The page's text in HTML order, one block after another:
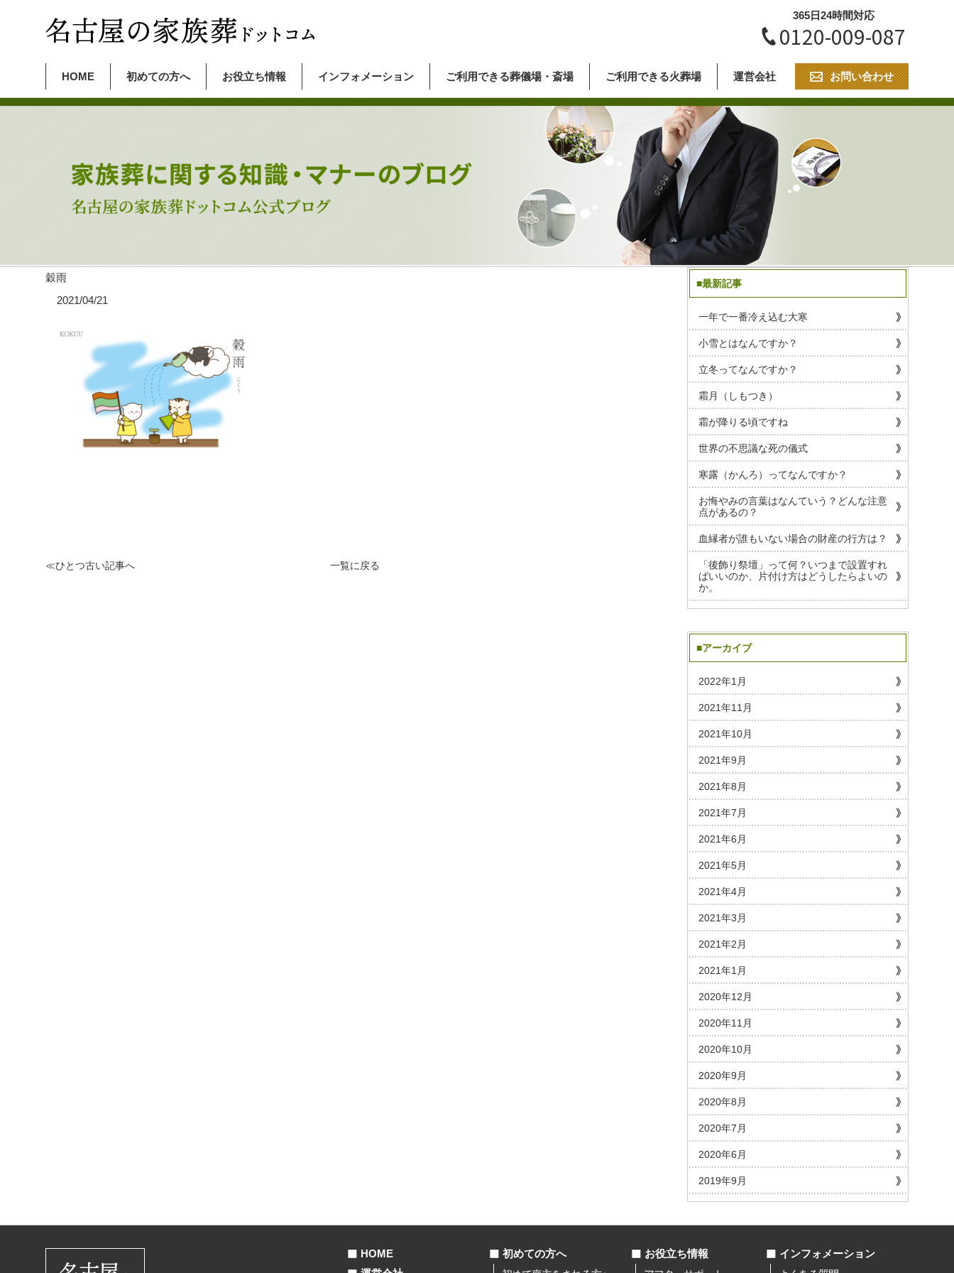
365日24時間対応
0120-009-087
HOME 初めての方へ お役立ち情報 インフォメーション ご利用できる葬儀場・斎場 ご利用できる火葬場 運営会社 お問い合わせ
穀雨
2021/04/21
≪ひとつ古い記事へ 一覧に戻る
■最新記事
一年で一番冷え込む大寒
小雪とはなんですか？
立冬ってなんですか？
霜月（しもつき）
霜が降りる頃ですね
世界の不思議な死の儀式
寒露（かんろ）ってなんですか？
お悔やみの言葉はなんていう？どんな注意
点があるの？
血縁者が誰もいない場合の財産の行方は？
「後飾り祭壇」って何？いつまで設置すれ
ばいいのか、片付け方はどうしたらよいの
か。
■アーカイブ
2022年1月
2021年11月
2021年10月
2021年9月
2021年8月
2021年7月
2021年6月
2021年5月
2021年4月
2021年3月
2021年2月
2021年1月
2020年12月
2020年11月
2020年10月
2020年9月
2020年8月
2020年7月
2020年6月
2019年9月
HOME
初めての方へ
お役立ち情報
インフォメーション